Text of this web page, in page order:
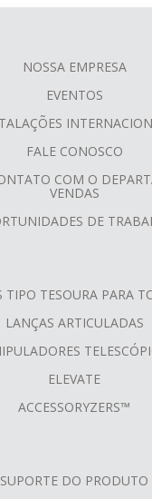
NOSSA EMPRESA
EVENTOS
FALE CONOSCO
COM O
VENDAS
DE
TIPO TESOURA PARA
LANÇAS ARTICULADAS
ELEVATE
ACCESSORYZERS™
SUPORTE DO PRODUTO